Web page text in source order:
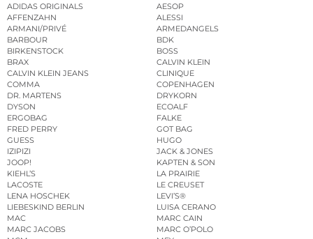
ADIDAS ORIGINALS
AESOP
AFFENZAHN
ALESSI
ARMANI/PRIVÉ
ARMEDANGELS
BARBOUR
BDK
BIRKENSTOCK
BOSS
BRAX
CALVIN KLEIN
CALVIN KLEIN JEANS
CLINIQUE
COMMA
COPENHAGEN
DR. MARTENS
DRYKORN
DYSON
ECOALF
ERGOBAG
FALKE
FRED PERRY
GOT BAG
GUESS
HUGO
IZIPIZI
JACK & JONES
JOOP!
KAPTEN & SON
KIEHL’S
LA PRAIRIE
LACOSTE
LE CREUSET
LENA HOSCHEK
LEVI’S®
LIEBESKIND BERLIN
LUISA CERANO
MAC
MARC CAIN
MARC JACOBS
MARC O’POLO